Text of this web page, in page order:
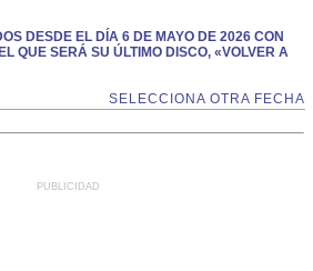
DESDE EL DÍA 6 DE MAYO DE 2026 CON
QUE SERÁ SU ÚLTIMO DISCO, «VOLVER A
SELECCIONA OTRA FECHA
PUBLICIDAD